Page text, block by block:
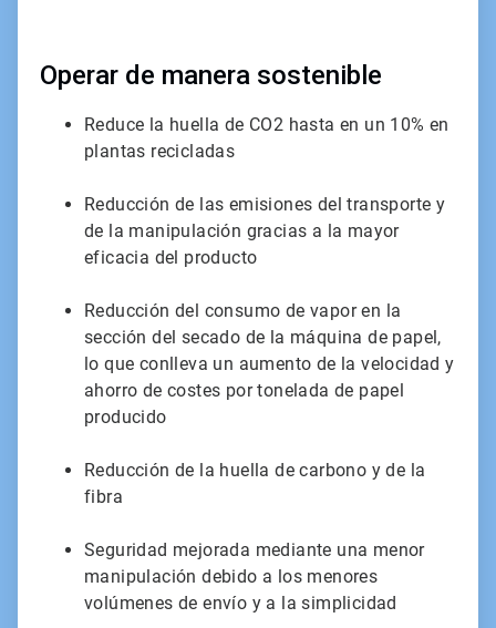
Operar de manera sostenible
Reduce la huella de CO2 hasta en un 10% en
plantas recicladas
Reducción de las emisiones del transporte y
de la manipulación gracias a la mayor
eficacia del producto
Reducción del consumo de vapor en la
sección del secado de la máquina de papel,
lo que conlleva un aumento de la velocidad y
ahorro de costes por tonelada de papel
producido
Reducción de la huella de carbono y de la
fibra
Seguridad mejorada mediante una menor
manipulación debido a los menores
volúmenes de envío y a la simplicidad